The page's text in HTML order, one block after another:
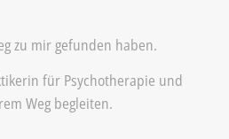
zu mir gefunden haben.
für Psychotherapie und
Weg begleiten.